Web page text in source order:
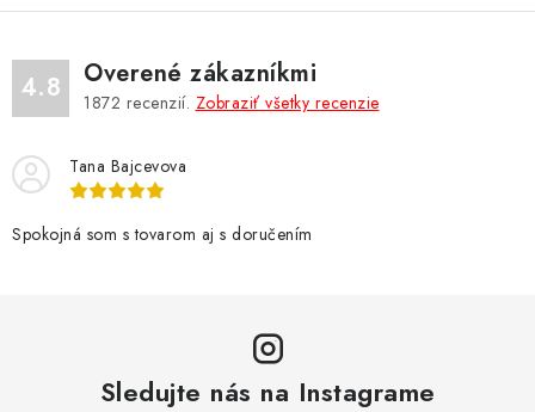
4.8 Overené zákazníkmi
1872 recenzií. Zobraziť všetky recenzie
Tana Bajcevova
Spokojná som s tovarom aj s doručením
Sledujte nás na Instagrame